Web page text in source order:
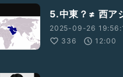
5.中東？≠ 西ア
2025-09-26
336
12:00